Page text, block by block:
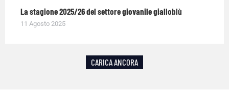
La stagione 2025/26 del settore giovanile gialloblù
11 Agosto 2025
CARICA ANCORA